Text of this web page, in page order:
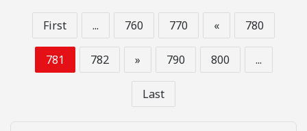
First ... 760 770 « 780
781 782 » 790 800 ...
Last